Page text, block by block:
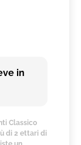
in
Classico
di 2 ettari di